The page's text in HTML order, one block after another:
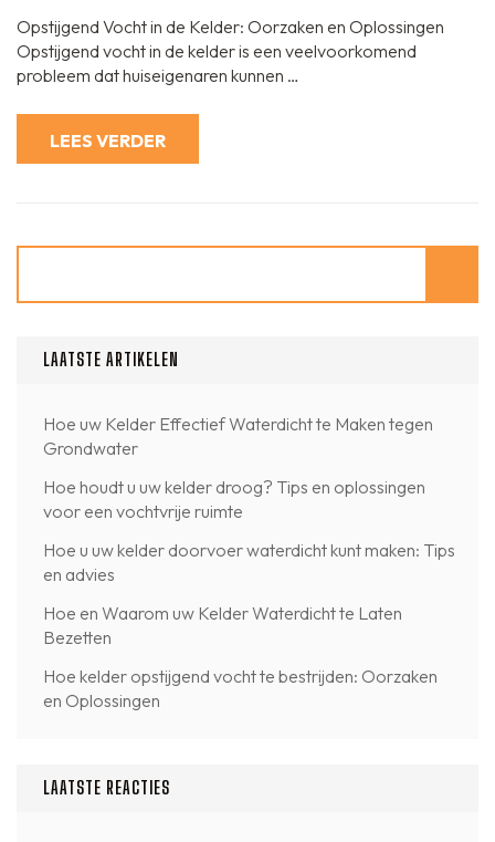
bestrijden
van
opstijgend
vocht
Opstijgend Vocht in de Kelder: Oorzaken en Oplossingen
Opstijgend vocht in de kelder is een veelvoorkomend
probleem dat huiseigenaren kunnen …
LEES VERDER
LAATSTE ARTIKELEN
Hoe uw Kelder Effectief Waterdicht te Maken tegen
Grondwater
Hoe houdt u uw kelder droog? Tips en oplossingen
voor een vochtvrije ruimte
Hoe u uw kelder doorvoer waterdicht kunt maken: Tips
en advies
Hoe en Waarom uw Kelder Waterdicht te Laten
Bezetten
Hoe kelder opstijgend vocht te bestrijden: Oorzaken
en Oplossingen
LAATSTE REACTIES